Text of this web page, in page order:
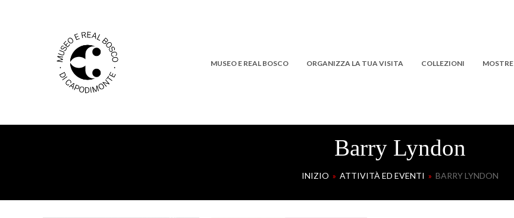
MUSEO E REAL BOSCO ORGANIZZA LA TUA VISITA COLLEZIONI MOSTRE
Barry Lyndon
INIZIO » ATTIVITÀ ED EVENTI » BARRY LYNDON